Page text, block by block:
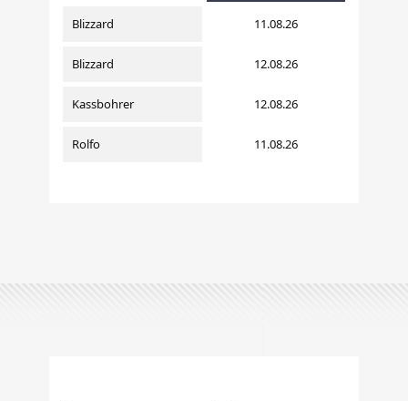
Blizzard 11.08.26
Blizzard 12.08.26
Kassbohrer 12.08.26
Rolfo 11.08.26